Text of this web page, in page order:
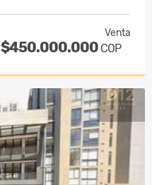
Venta
$450.000.000 COP